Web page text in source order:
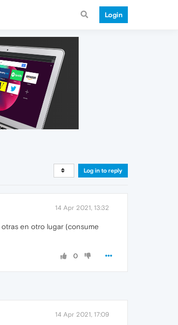
Login
Log in to reply
14 Apr 2021, 13:32
en otro lugar (consume
0
14 Apr 2021, 17:09